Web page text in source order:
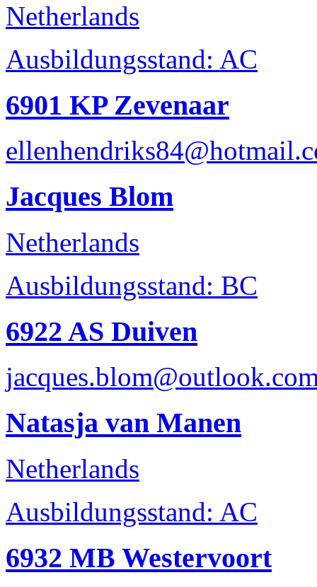
Netherlands
Ausbildungsstand: AC
6901 KP Zevenaar
Jacques Blom
Netherlands
Ausbildungsstand: BC
6922 AS Duiven
Natasja van Manen
Netherlands
Ausbildungsstand: AC
6932 MB Westervoort